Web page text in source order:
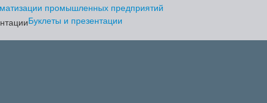
Буклеты и презентации